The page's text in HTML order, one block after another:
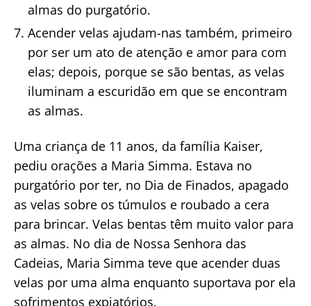
almas do purgatório.
Acender velas ajudam-nas também, primeiro
por ser um ato de atenção e amor para com
elas; depois, porque se são bentas, as velas
iluminam a escuridão em que se encontram
as almas.
Uma criança de 11 anos, da família Kaiser,
pediu orações a Maria Simma. Estava no
purgatório por ter, no Dia de Finados, apagado
as velas sobre os túmulos e roubado a cera
para brincar. Velas bentas têm muito valor para
as almas. No dia de Nossa Senhora das
Cadeias, Maria Simma teve que acender duas
velas por uma alma enquanto suportava por ela
sofrimentos expiatórios.